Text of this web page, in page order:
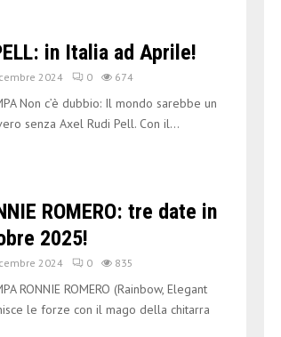
in Italia ad Aprile!
2024 0 674
Non c’è dubbio: Il mondo sarebbe un
senza Axel Rudi Pell. Con il...
ROMERO: tre date in
2025!
2024 0 835
RONNIE ROMERO (Rainbow, Elegant
le forze con il mago della chitarra